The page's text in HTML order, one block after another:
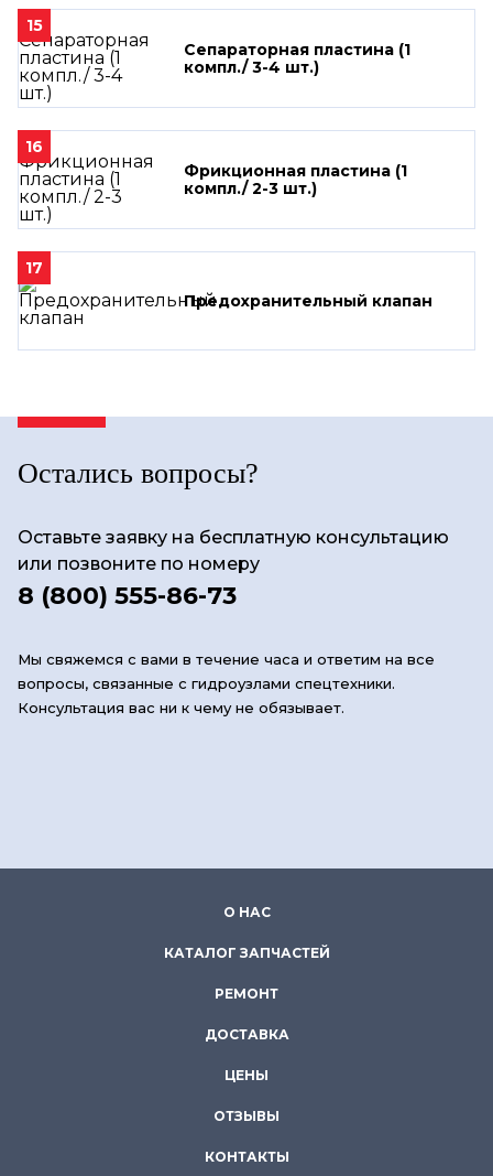
15
Сепараторная пластина (1
компл./ 3-4 шт.)
16
Фрикционная пластина (1
компл./ 2-3 шт.)
17
Предохранительный клапан
Остались вопросы?
Оставьте заявку на бесплатную консультацию
или позвоните по номеру
8 (800) 555-86-73
Мы свяжемся с вами в течение часа и ответим на все
вопросы, связанные с гидроузлами спецтехники.
Консультация вас ни к чему не обязывает.
О НАС
КАТАЛОГ ЗАПЧАСТЕЙ
РЕМОНТ
ДОСТАВКА
ЦЕНЫ
ОТЗЫВЫ
КОНТАКТЫ